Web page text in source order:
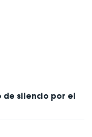
de silencio por el